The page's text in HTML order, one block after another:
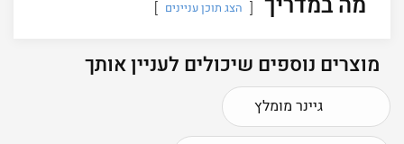
הצג תוכן עניינים
מוצרים נוספים שיכולים לעניין אותך
גיינר מומלץ